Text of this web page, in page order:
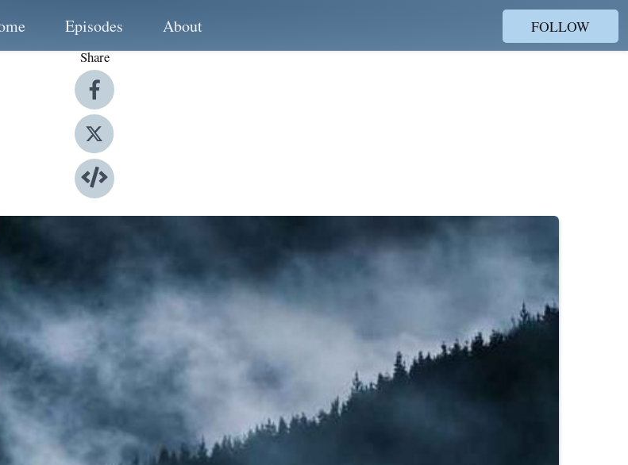
Episodes About FOLLOW
Share